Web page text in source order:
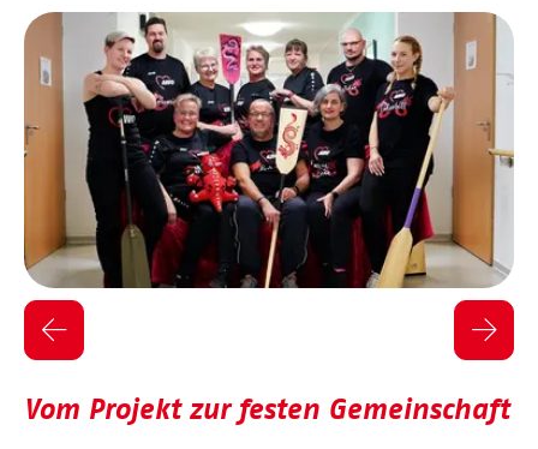
Vom Projekt zur festen Gemeinschaft